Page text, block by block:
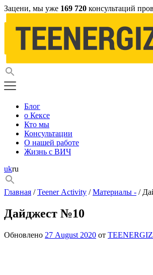
Зацени, мы уже 169 720 консультаций
Блог
о Кексе
Кто мы
Консультации
О нашей работе
Жизнь с ВИЧ
ukru
Главная /Teener Activity /Материалы - /
Дайджест №10
Обновлено 27 August 2020 от